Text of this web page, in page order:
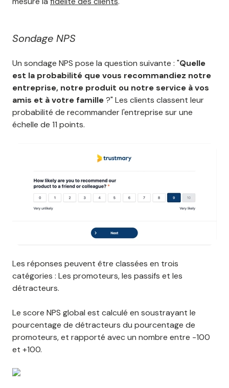
Sondage NPS
Un sondage NPS pose la question suivante : "Quelle
est la probabilité que vous recommandiez notre
entreprise, notre produit ou notre service à vos
amis et à votre famille?" Les clients classent leur
probabilité de recommander l'entreprise sur une
échelle de 11 points.
Les réponses peuvent être classées en trois
catégories : Les promoteurs, les passifs et les
détracteurs.
Le score NPS global est calculé en soustrayant le
pourcentage de détracteurs du pourcentage de
promoteurs, et rapporté avec un nombre entre -100
et +100.